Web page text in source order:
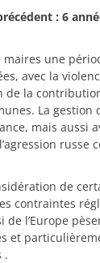
: 6
maires une
avec la
la
La gestion
mais aussi
russe
de
contraintes
de l’Europe
et
.